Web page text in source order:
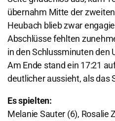
übernahm Mitte der
Heubach blieb zwar
Abschlüsse fehlten
in den Schlussminuten den
Am Ende stand ein 17:21
deutlicher aussieht, als das
Es spielten:
Melanie Sauter (6), Rosalie